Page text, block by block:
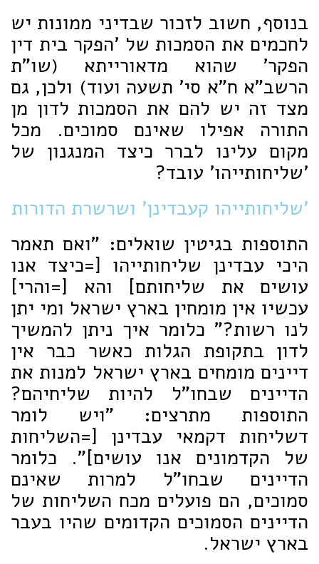
בנוסף, חשוב לזכור שבדיני ממונות יש
לחכמים את הסמכות של 'הפקר בית דין
הפקר' שהוא מדאורייתא (שו"ת
הרשב"א ח"א סי' תשעה ועוד) ולכן, גם
מצד זה יש להם את הסמכות לדון מן
התורה אפילו שאינם סמוכים. מכל
מקום עלינו לברר כיצד המנגנון של
'שליחותייהו' עובד?
'שליחותייהו קעבדינן' ושרשרת הדורות
התוספות בגיטין שואלים: "ואם תאמר
היכי עבדינן שליחותייהו [=כיצד אנו
עושים את שליחותם] והא [=והרי]
עכשיו אין מומחין בארץ ישראל ומי יתן
לנו רשות?" כלומר איך ניתן להמשיך
לדון בתקופת הגלות כאשר כבר אין
דיינים מומחים בארץ ישראל למנות את
הדיינים שבחו"ל להיות שליחיהם?
התוספות מתרצים: "ויש לומר
דשליחות דקמאי עבדינן [=השליחות
של הקדמונים אנו עושים]". כלומר
הדיינים שבחו"ל למרות שאינם
סמוכים, הם פועלים מכח השליחות של
הדיינים הסמוכים הקדומים שהיו בעבר
בארץ ישראל.